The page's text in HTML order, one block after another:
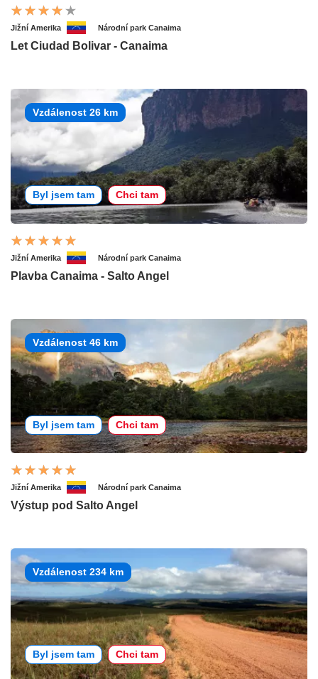
Jižní Amerika Národní park Canaima
Let Ciudad Bolivar - Canaima
Vzdálenost 26 km
Byl jsem tam Chci tam
Jižní Amerika Národní park Canaima
Plavba Canaima - Salto Angel
Vzdálenost 46 km
Byl jsem tam Chci tam
Jižní Amerika Národní park Canaima
Výstup pod Salto Angel
Vzdálenost 234 km
Byl jsem tam Chci tam